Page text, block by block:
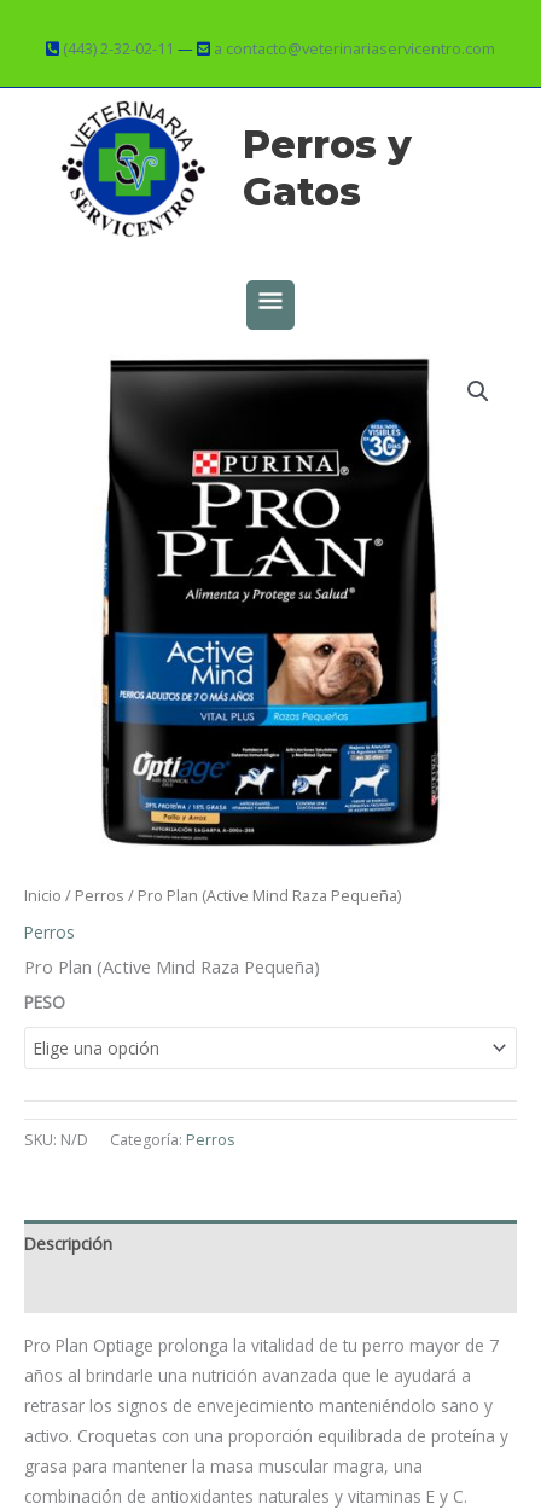
(443) 2-32-02-11 — a contacto@veterinariaservicentro.com
Perros y
Gatos
PRINCIPAL
Inicio / Perros / Pro Plan (Active Mind Raza Pequeña)
Perros
Pro Plan (Active Mind Raza Pequeña)
PESO
SKU: N/D Categoría: Perros
Descripción
Pro Plan Optiage prolonga la vitalidad de tu perro mayor de 7
años al brindarle una nutrición avanzada que le ayudará a
retrasar los signos de envejecimiento manteniéndolo sano y
activo. Croquetas con una proporción equilibrada de proteína y
grasa para mantener la masa muscular magra, una
combinación de antioxidantes naturales y vitaminas E y C.